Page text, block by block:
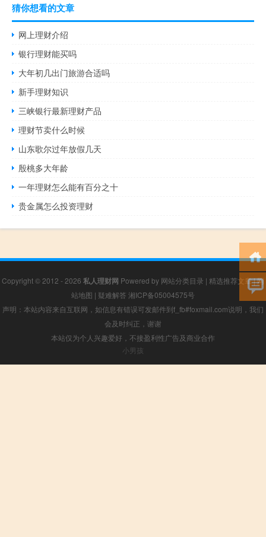
猜你想看的文章
网上理财介绍
银行理财能买吗
大年初几出门旅游合适吗
新手理财知识
三峡银行最新理财产品
理财节卖什么时候
山东歌尔过年放假几天
殷桃多大年龄
一年理财怎么能有百分之十
贵金属怎么投资理财
Copyright © 2012 - 2026 私人理财网 Powered by 网站分类目录 | 精选推荐文章|网
站地图 | 疑难解答 湘ICP备05004575号
声明：本站内容来自互联网，如信息有错误可发邮件到f_fb#foxmail.com说明，我们
会及时纠正，谢谢
本站仅为个人兴趣爱好，不接盈利性广告及商业合作
小男孩